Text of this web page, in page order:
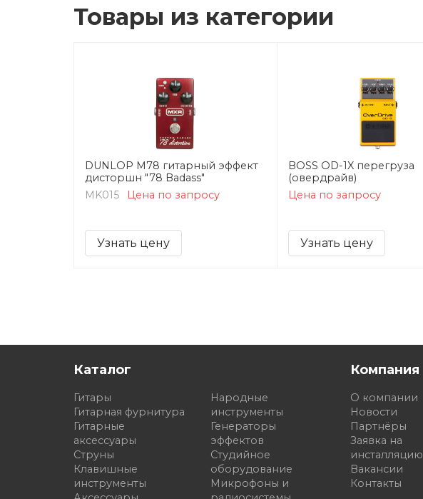
Товары из категории
DUNLOP M78 гитарный эффект
дисторшн "78 Badass"
MK015
Цена по запросу
Узнать цену
BOSS OD-1X перегруза
(овердрайв)
Цена по запросу
Узнать цену
Каталог
Гитары
Гитарная фурнитура
Гитарные
аксессуары
Струны
Клавишные
инструменты
Народные
инструменты
Генераторы
эффектов
Студийное
оборудование
Микрофоны и
Компания
О компании
Новости
Партнёры
Заявка на
инсталляцию
Вакансии
Контакты